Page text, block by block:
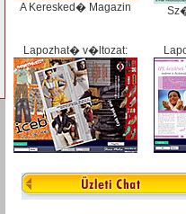
A Keresked� Magazin
Lapozhat� v�ltozat: